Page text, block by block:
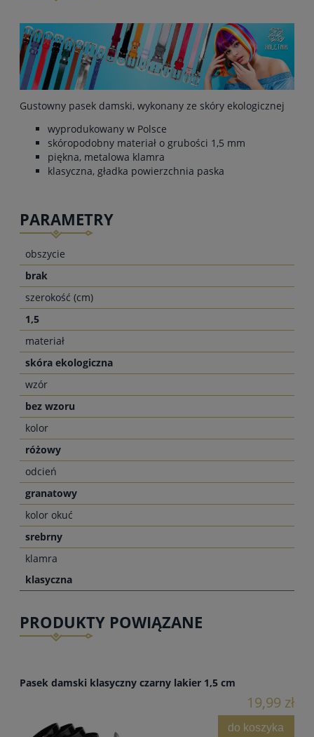
Gustowny pasek damski, wykonany ze skóry ekologicznej
wyprodukowany w Polsce
skóropodobny materiał o grubości 1,5 mm
piękna, metalowa klamra
klasyczna, gładka powierzchnia paska
PARAMETRY
obszycie
brak
szerokość (cm)
1,5
materiał
skóra ekologiczna
wzór
bez wzoru
kolor
różowy
odcień
granatowy
kolor okuć
srebrny
klamra
klasyczna
PRODUKTY POWIĄZANE
Pasek damski klasyczny czarny lakier 1,5 cm
19,99 zł
do koszyka